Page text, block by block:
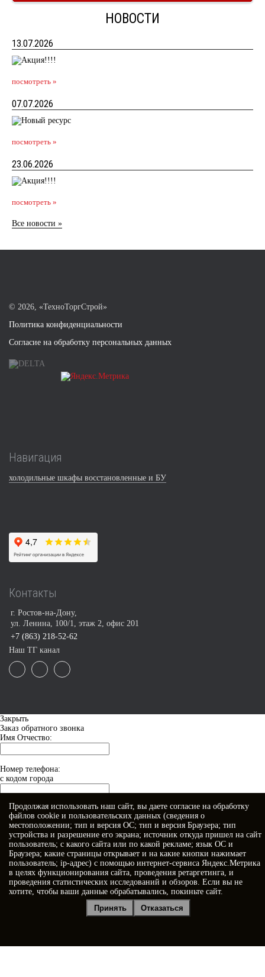
НОВОСТИ
13.07.2026
посмотреть »
07.07.2026
посмотреть »
23.06.2026
посмотреть »
Все новости »
© 2026, «ТехноТоргСтрой»
Политика конфиденциальности
Согласие на обработку персональных данных
Навигация
холодильные шкафы восстановленные и БУ
Контакты
г. Ростов-на-Дону,
ул. Ленина, 100/1, этаж 2, офис 201
+7 (863) 218-52-62
Наш ТГ канал
Закрыть
Заказ обратного звонка
Имя Отчество:
Номер телефона:
с кодом города
Когда позвонить?
Я принимаю условияПолитики конфиденциальности
согласие на обработку персональных данных
Продолжая использовать наш сайт, вы даете согласие на обработку
файлов cookie и пользовательских данных (сведения о
местоположении; тип и версия ОС; тип и версия Браузера; тип
устройства и разрешение его экрана; источник откуда пришел на сайт
пользователь; с какого сайта или по какой рекламе; язык ОС и
Браузера; какие страницы открывает и на какие кнопки нажимает
пользователь; ip-адрес) с помощью интернет-сервиса Яндекс.Метрика
в целях функционирования сайта, проведения ретаргетинга, и
проведения статистических исследований и обзоров. Если вы не
хотите, чтобы ваши данные обрабатывались, покиньте сайт.
Принять
Отказаться